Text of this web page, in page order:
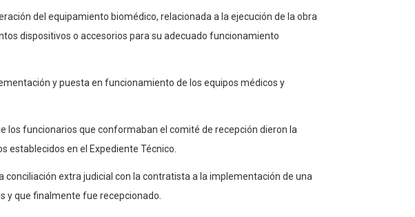
del equipamiento biomédico, relacionada a la ejecución de la obra
dispositivos o accesorios para su adecuado funcionamiento
y puesta en funcionamiento de los equipos médicos y
los funcionarios que conformaban el comité de recepción dieron la
establecidos en el Expediente Técnico.
extra judicial con la contratista a la implementación de una
y que finalmente fue recepcionado.